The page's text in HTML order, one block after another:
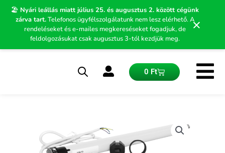
🏖️ Nyári leállás miatt július 25. és augusztus 2. között cégünk
zárva tart.Telefonos ügyfélszolgálatunk nem lesz elérhető. A
rendeléseket és e-mailes megkereséseket fogadjuk, de
feldolgozásukat csak augusztus 3-tól kezdjük meg.
×
Skip
0 FtKosár